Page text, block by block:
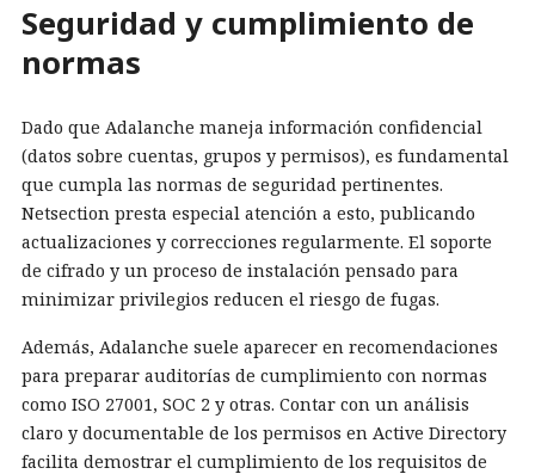
Seguridad y cumplimiento de
normas
Dado que Adalanche maneja información confidencial
(datos sobre cuentas, grupos y permisos), es fundamental
que cumpla las normas de seguridad pertinentes.
Netsection presta especial atención a esto, publicando
actualizaciones y correcciones regularmente. El soporte
de cifrado y un proceso de instalación pensado para
minimizar privilegios reducen el riesgo de fugas.
Además, Adalanche suele aparecer en recomendaciones
para preparar auditorías de cumplimiento con normas
como ISO 27001, SOC 2 y otras. Contar con un análisis
claro y documentable de los permisos en Active Directory
facilita demostrar el cumplimiento de los requisitos de